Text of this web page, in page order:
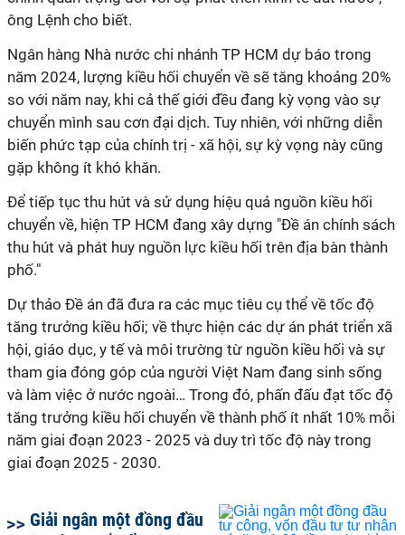
ông Lệnh cho biết.
Ngân hàng Nhà nước chi nhánh TP HCM dự báo trong
năm 2024, lượng kiều hối chuyển về sẽ tăng khoảng 20%
so với năm nay, khi cả thế giới đều đang kỳ vọng vào sự
chuyển mình sau cơn đại dịch. Tuy nhiên, với những diễn
biến phức tạp của chính trị - xã hội, sự kỳ vọng này cũng
gặp không ít khó khăn.
Để tiếp tục thu hút và sử dụng hiệu quả nguồn kiều hối
chuyển về, hiện TP HCM đang xây dựng "Đề án chính sách
thu hút và phát huy nguồn lực kiều hối trên địa bàn thành
phố."
Dự thảo Đề án đã đưa ra các mục tiêu cụ thể về tốc độ
tăng trưởng kiều hối; về thực hiện các dự án phát triển xã
hội, giáo dục, y tế và môi trường từ nguồn kiều hối và sự
tham gia đóng góp của người Việt Nam đang sinh sống
và làm việc ở nước ngoài… Trong đó, phấn đấu đạt tốc độ
tăng trưởng kiều hối chuyển về thành phố ít nhất 10% mỗi
năm giai đoạn 2023 - 2025 và duy trì tốc độ này trong
giai đoạn 2025 - 2030.
Giải ngân một đồng đầu